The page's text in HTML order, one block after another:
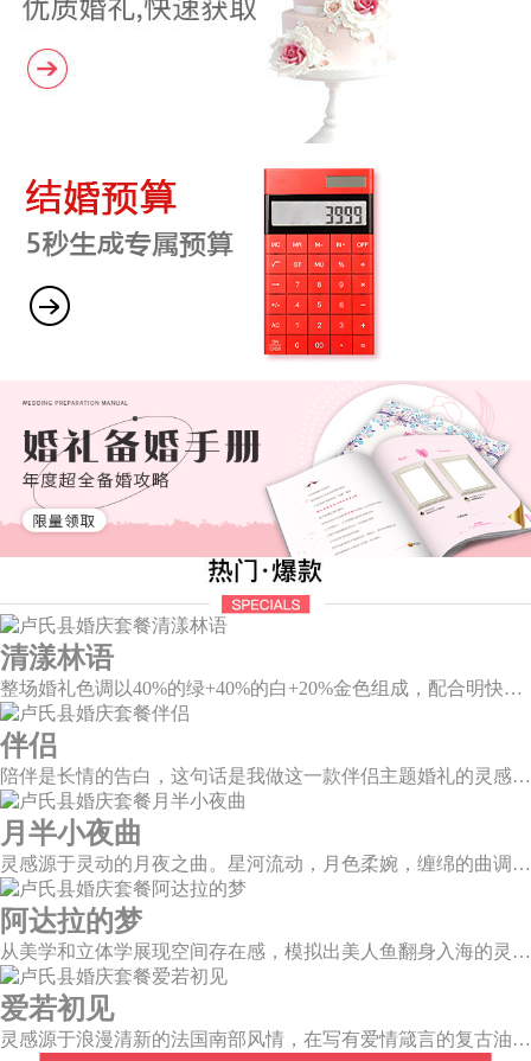
清漾林语
整场婚礼色调以40%的绿+40%的白+20%金色组成，配合明快的色调流露出生机盎然，既维持极简线条设计感，又巧妙把握住视觉情绪。
伴侣
陪伴是长情的告白，这句话是我做这一款伴侣主题婚礼的灵感。今年大热的珊瑚橙带来了一如陪伴的温暖和细腻，半圆为载体的发光情侣头像深情对望，一起组成完整的圆环，一如初见时的美好，又似陪伴一生的美满。
月半小夜曲
灵感源于灵动的月夜之曲。星河流动，月色柔婉，缠绵的曲调自花叶间隐隐传来，撩人心弦。
阿达拉的梦
从美学和立体学展现空间存在感，模拟出美人鱼翻身入海的灵动意韵，将视觉效果铺延至海平面，既交织出柔和梦幻质感，又如浪花般波光伏动，熠熠闪耀。
爱若初见
灵感源于浪漫清新的法国南部风情，在写有爱情箴言的复古油画卷轴前，互诉诺言，相守一生。